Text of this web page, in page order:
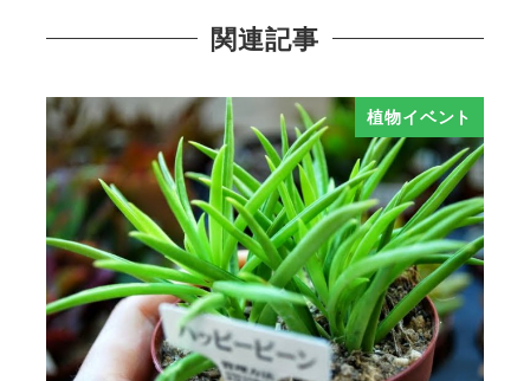
関連記事
植物イベント